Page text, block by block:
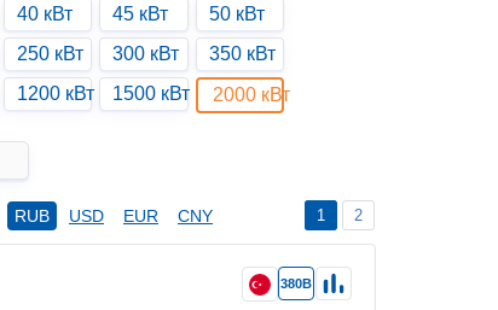
40 кВт 45 кВт
50 кВт
250 кВт 300 кВт
350 кВт
1200 кВт 1500 кВт 2000 кВт
RUB USD EUR CNY 1 2
380В